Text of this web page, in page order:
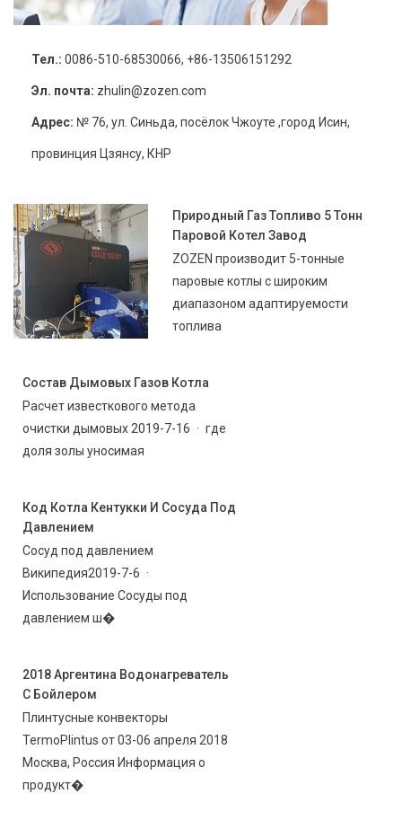
Тел.: 0086-510-68530066, +86-13506151292
Эл. почта: zhulin@zozen.com
Адрес: № 76, ул. Синьда, посёлок Чжоуте ,город Исин,
провинция Цзянсу, КНР
Природный Газ Топливо 5 Тонн
Паровой Котел Завод
ZOZEN производит 5-тонные
паровые котлы с широким
диапазоном адаптируемости
топлива
Состав Дымовых Газов Котла
Расчет известкового метода
очистки дымовых 2019-7-16 · где
доля золы уносимая
Код Котла Кентукки И Сосуда Под
Давлением
Сосуд под давлением
Википедия2019-7-6 ·
Использование Сосуды под
давлением ш�
2018 Аргентина Водонагреватель
С Бойлером
Плинтусные конвекторы
TermoPlintus от 03-06 апреля 2018
Москва, Россия Информация о
продукт�